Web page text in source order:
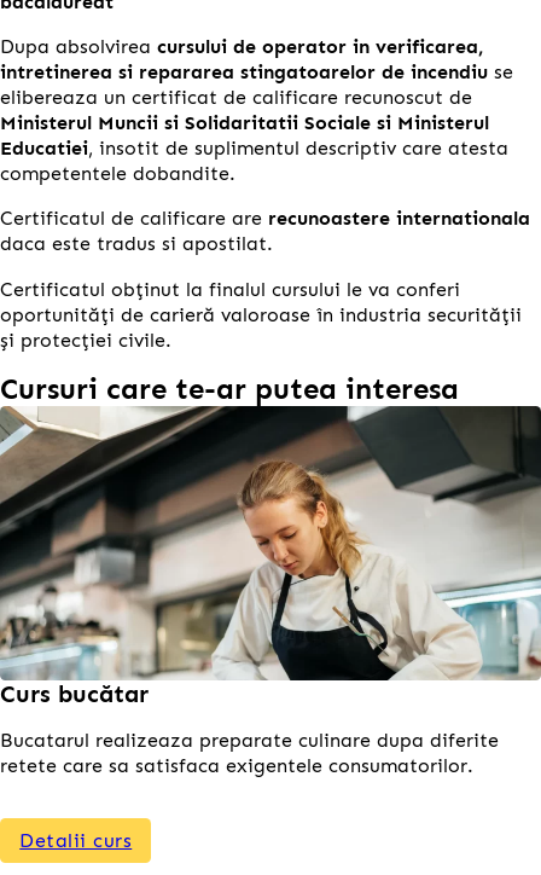
Dupa absolvirea cursului de operator in verificarea,
intretinerea si repararea stingatoarelor de incendiu se
elibereaza un certificat de calificare recunoscut de
Ministerul Muncii si Solidaritatii Sociale si Ministerul
Educatiei, insotit de suplimentul descriptiv care atesta
competentele dobandite.
Certificatul de calificare are recunoastere internationala
daca este tradus si apostilat.
Certificatul obținut la finalul cursului le va conferi
oportunități de carieră valoroase în industria securității
și protecției civile.
Cursuri care te-ar putea interesa
Curs bucătar
Bucatarul realizeaza preparate culinare dupa diferite
retete care sa satisfaca exigentele consumatorilor.
Detalii curs